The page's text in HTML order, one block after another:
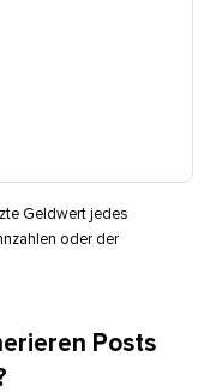
Geldwert jedes
oder der
Posts